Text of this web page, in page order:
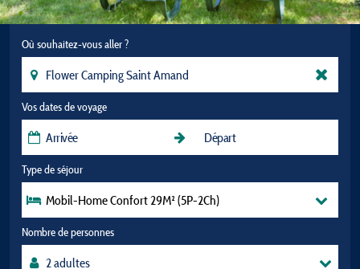
Où souhaitez-vous aller ?
Vos dates de voyage
Type de séjour
Mobil-Home Confort 29M² (5P-2Ch)
Nombre de personnes